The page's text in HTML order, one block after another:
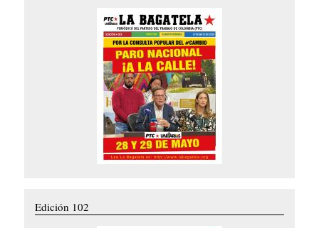
Edición 102